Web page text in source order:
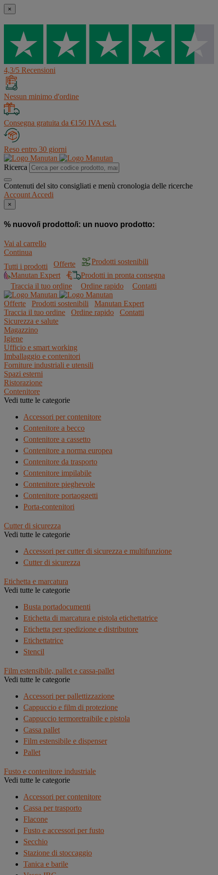
×
4,3/5 Recensioni
Nessun minimo d'ordine
Consegna gratuita da €150 IVA escl.
Reso entro 30 giorni
Ricerca
Contenuti del sito consigliati e menù cronologia delle ricerche
Account Accedi
×
% nuovo/i prodotto/i: un nuovo prodotto:
Vai al carrello
Continua
Tutti i prodotti
Offerte
Prodotti sostenibili
Manutan Expert
Prodotti in pronta consegna
Traccia il tuo ordine
Ordine rapido Contatti
Offerte Prodotti sostenibili
Manutan Expert
Traccia il tuo ordine
Ordine rapido
Contatti
Sicurezza e salute
Magazzino
Igiene
Ufficio e smart working
Imballaggio e contenitori
Forniture industriali e utensili
Spazi esterni
Ristorazione
Contenitore
Vedi tutte le categorie
Accessori per contenitore
Contenitore a becco
Contenitore a cassetto
Contenitore a norma europea
Contenitore da trasporto
Contenitore impilabile
Contenitore pieghevole
Contenitore portaoggetti
Porta-contenitori
Cutter di sicurezza
Vedi tutte le categorie
Accessori per cutter di sicurezza e multifunzione
Cutter di sicurezza
Etichetta e marcatura
Vedi tutte le categorie
Busta portadocumenti
Etichetta di marcatura e pistola etichettatrice
Etichetta per spedizione e distributore
Etichettatrice
Stencil
Film estensibile, pallet e cassa-pallet
Vedi tutte le categorie
Accessori per pallettizzazione
Cappuccio e film di protezione
Cappuccio termoretraibile e pistola
Cassa pallet
Film estensibile e dispenser
Pallet
Fusto e contenitore industriale
Vedi tutte le categorie
Accessori per contenitore
Cassa per trasporto
Flacone
Fusto e accessori per fusto
Secchio
Stazione di stoccaggio
Tanica e barile